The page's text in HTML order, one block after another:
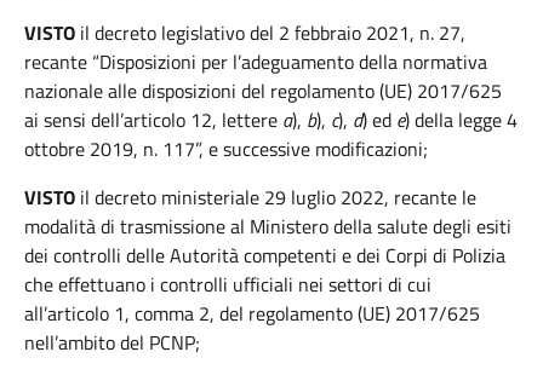
VISTO il decreto legislativo del 2 febbraio 2021, n. 27,
recante “Disposizioni per l’adeguamento della normativa
nazionale alle disposizioni del regolamento (UE) 2017/625
ai sensi dell’articolo 12, lettere a), b), c), d) ed e) della legge 4
ottobre 2019, n. 117”, e successive modificazioni;
VISTO il decreto ministeriale 29 luglio 2022, recante le
modalità di trasmissione al Ministero della salute degli esiti
dei controlli delle Autorità competenti e dei Corpi di Polizia
che effettuano i controlli ufficiali nei settori di cui
all’articolo 1, comma 2, del regolamento (UE) 2017/625
nell’ambito del PCNP;